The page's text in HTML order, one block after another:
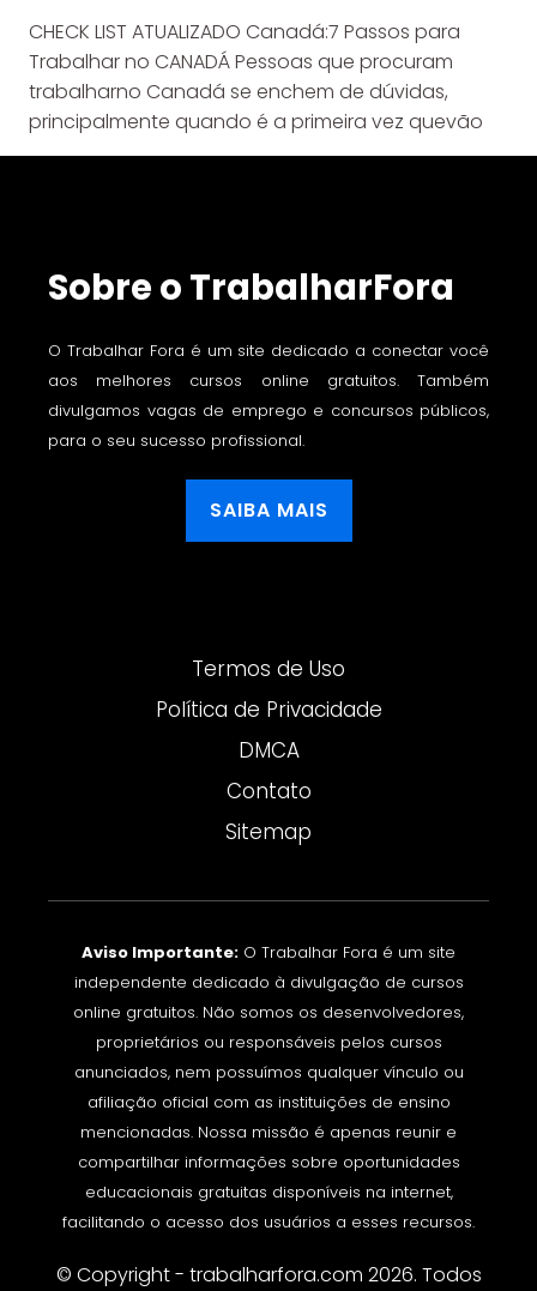
CHECK LIST ATUALIZADO Canadá:7 Passos para
Trabalhar no CANADÁ Pessoas que procuram
trabalharno Canadá se enchem de dúvidas,
principalmente quando é a primeira vez quevão
Sobre o TrabalharFora
O Trabalhar Fora é um site dedicado a conectar você
aos melhores cursos online gratuitos. Também
divulgamos vagas de emprego e concursos públicos,
para o seu sucesso profissional.
SAIBA MAIS
Termos de Uso
Política de Privacidade
DMCA
Contato
Sitemap
Aviso Importante: O Trabalhar Fora é um site
independente dedicado à divulgação de cursos
online gratuitos. Não somos os desenvolvedores,
proprietários ou responsáveis pelos cursos
anunciados, nem possuímos qualquer vínculo ou
afiliação oficial com as instituições de ensino
mencionadas. Nossa missão é apenas reunir e
compartilhar informações sobre oportunidades
educacionais gratuitas disponíveis na internet,
facilitando o acesso dos usuários a esses recursos.
© Copyright - trabalharfora.com 2026. Todos